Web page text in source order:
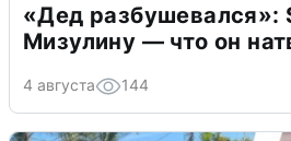
«Дед разбушевался»:
Мизулину — что он
4 августа 144